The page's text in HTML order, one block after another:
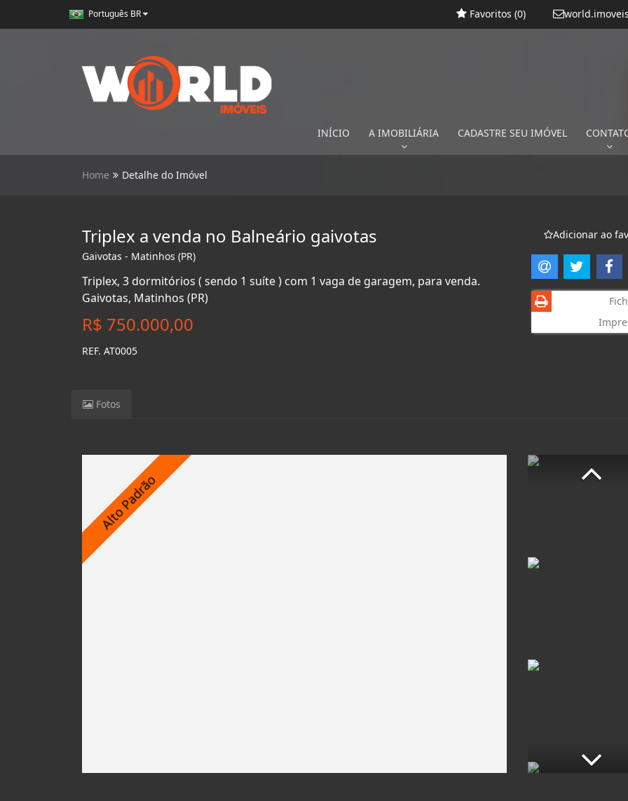
Português BR Favoritos (0)
INÍCIO A IMOBILIÁRIA CADASTRE SEU IMÓVEL
Home Detalhe do Imóvel
Triplex a venda no Balneário gaivotas
Gaivotas - Matinhos (PR)
Triplex, 3 dormitórios ( sendo 1 suíte ) com 1 vaga de garagem, para venda.
Gaivotas, Matinhos (PR)
R$ 750.000,00
REF. AT0005
Adicionar ao
Fotos